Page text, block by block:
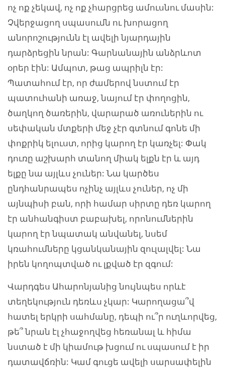
ոչ ոք չեկավ, ոչ ոք չհարցրեց ամուսնու մասին:
Չվերջացող սպասումն ու խորացող
անորոշությունն էլ ավելի նյարդային
դարձրեցին նրան: Գարնանային անձրևոտ
օրեր էին: Ամպոտ, թաց ապրիլն էր:
Պատահում էր, որ ժամերով նստում էր
պատուհանի առաջ, նայում էր փողոցին,
ծաղկող ծառերին, վարարած առուներին ու
սեփական մտքերի մեջ չէր գտնում գոնե մի
փոքրիկ ելուստ, որից կարող էր կառչել: Փակ
դուռը աշխարհ տանող միակ ելքն էր և այդ
ելքը նա այլևս չուներ: Նա կարծես
ընդհանրապես ոչինչ այլևս չուներ, ոչ մի
այնպիսի բան, որի համար սիրտը դեռ կարող
էր անհանգիստ բաբախել, որոնումներին
կարող էր նպատակ անվանել, նսեմ
կռահումները կցանկանային զուլալվել: Նա
իրեն կողոպտված ու լքված էր զգում:
Վարդգես Ահարոնյանից նույնպես որևէ
տեղեկություն դեռևս չկար: Կարողացա՞վ
հատել երկրի սահմանը, դեպի ու՞ր ուղևորվեց,
թե՞ նրան էլ չհաջողվեց հեռանալ և հիմա
նստած է մի կիամութ խցում ու սպասում է իր
դատավճռին: Կամ գուցե ավելի սարսափելին